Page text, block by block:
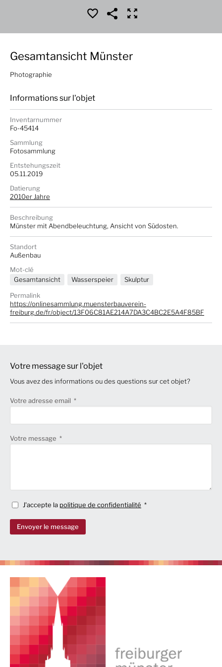
Gesamtansicht Münster
Photographie
Informations sur l'objet
Inventarnummer
Fo-45414
Sammlung
Fotosammlung
Entstehungszeit
05.11.2019
Datierung
2010er Jahre
Beschreibung
Münster mit Abendbeleuchtung, Ansicht von Südosten.
Standort
Außenbau
Mot-clé
Gesamtansicht
Wasserspeier
Skulptur
Permalink
https://onlinesammlung.muensterbauverein-
freiburg.de/fr/object/13F06C81AE214A7DA3C4BC2E5A4F85BF
Votre message sur l'objet
Vous avez des informations ou des questions sur cet objet?
Votre adresse email
Votre message
J'accepte la politique de confidentialité
Envoyer le message